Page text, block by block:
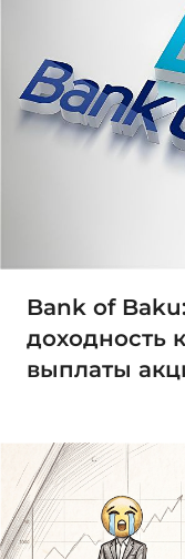
Bank of
доходность
выплаты